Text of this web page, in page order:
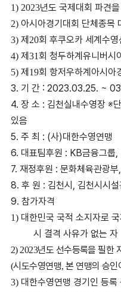
1) 2023년도 국제대회 파견
2) 아시아경기대회 단체종목
3) 제 20회 후쿠오카 세계수
4) 제 31회 청두하계유니버시
5) 제 19회 항저우하계아시아
3. 기 간 : 2023.03.25. ~
4. 장 소 : 김천실내수영장 ※단
있음
5. 주 최 : (사)대한수영연맹
6. 대표팀후원 : KB금융그룹,
7. 재정후원 : 문화체육관광부,
8. 후 원 : 김천시 , 김천시시
9. 참가자격
1) 대한민국 국적 소지자로
시 결격 사유가 없는 자
2) 2023년도 선수등록을 필한
(시도수영연맹,본 연맹의 승인
3) 대한수영연맹 경기인 등